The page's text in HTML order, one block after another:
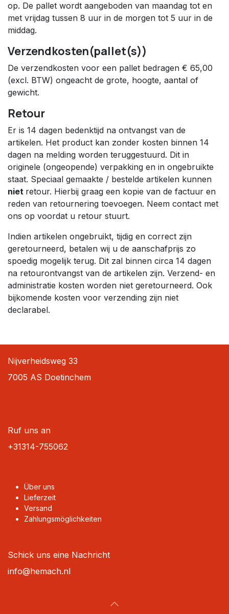
op. De pallet wordt aangeboden van maandag tot en
met vrijdag tussen 8 uur in de morgen tot 5 uur in de
middag.
Verzendkosten(pallet(s))
De verzendkosten voor een pallet bedragen € 65,00
(excl. BTW) ongeacht de grote, hoogte, aantal of
gewicht.
Retour
Er is 14 dagen bedenktijd na ontvangst van de
artikelen. Het product kan zonder kosten binnen 14
dagen na melding worden teruggestuurd. Dit in
originele (ongeopende) verpakking en in ongebruikte
staat. Speciaal gemaakte / bestelde artikelen kunnen
niet retour. Hierbij graag een kopie van de factuur en
reden van retournering toevoegen. Neem contact met
ons op voordat u retour stuurt.
Indien artikelen ongebruikt, tijdig en correct zijn
geretourneerd, betalen wij u de aanschafprijs zo
spoedig mogelijk terug. Dit zal binnen circa 14 dagen
na retourontvangst van de artikelen zijn. Verzend- en
administratie kosten worden niet geretourneerd. Ook
bijkomende kosten voor verzending zijn niet
declarabel.
Nijverheidsweg 33
7005 AS Doetinchem
Ruf uns an
+31314-755062
Über uns
Lieferzeit
Versand
Zahlungsmöglichkeiten
Schick uns eine Nachricht
info@hemach.nl